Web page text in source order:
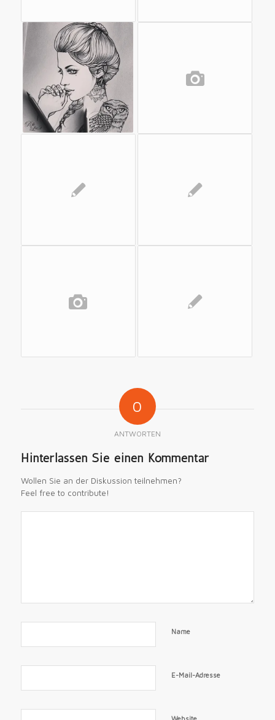
0
ANTWORTEN
Hinterlassen Sie einen Kommentar
Wollen Sie an der Diskussion teilnehmen?
Feel free to contribute!
Name
E-Mail-Adresse